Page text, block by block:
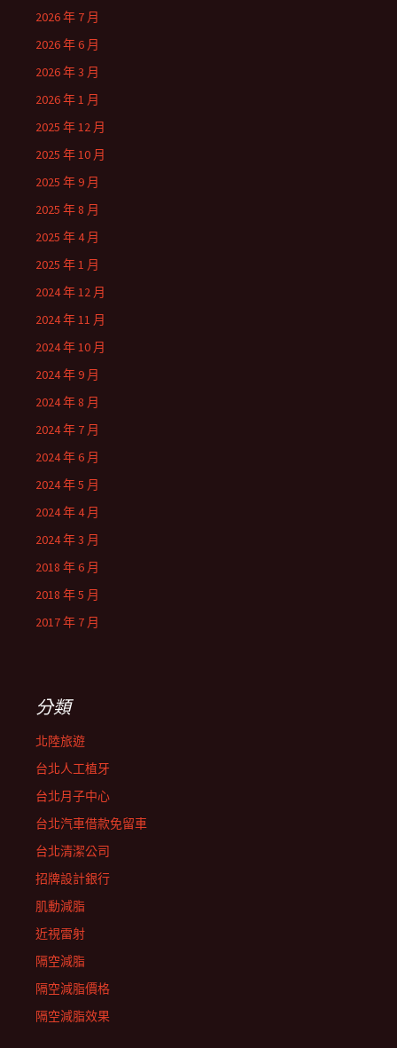
2026 年 7 月
2026 年 6 月
2026 年 3 月
2026 年 1 月
2025 年 12 月
2025 年 10 月
2025 年 9 月
2025 年 8 月
2025 年 4 月
2025 年 1 月
2024 年 12 月
2024 年 11 月
2024 年 10 月
2024 年 9 月
2024 年 8 月
2024 年 7 月
2024 年 6 月
2024 年 5 月
2024 年 4 月
2024 年 3 月
2018 年 6 月
2018 年 5 月
2017 年 7 月
分類
北陸旅遊
台北人工植牙
台北月子中心
台北汽車借款免留車
台北清潔公司
招牌設計銀行
肌動減脂
近視雷射
隔空減脂
隔空減脂價格
隔空減脂效果